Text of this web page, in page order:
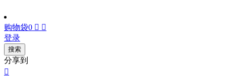
购物袋0  
登录
搜索
分享到
